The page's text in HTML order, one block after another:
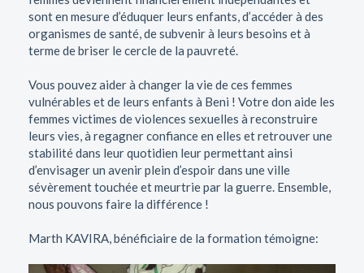
sont en mesure d’éduquer leurs enfants, d’accéder à des
organismes de santé, de subvenir à leurs besoins et à
terme de briser le cercle de la pauvreté.
Vous pouvez aider à changer la vie de ces femmes
vulnérables et de leurs enfants à Beni ! Votre don aide les
femmes victimes de violences sexuelles à reconstruire
leurs vies, à regagner confiance en elles et retrouver une
stabilité dans leur quotidien leur permettant ainsi
d’envisager un avenir plein d’espoir dans une ville
sévèrement touchée et meurtrie par la guerre. Ensemble,
nous pouvons faire la différence !
Marth KAVIRA, bénéficiaire de la formation témoigne: